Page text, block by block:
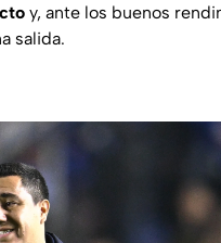
y, ante los buenos
salida.